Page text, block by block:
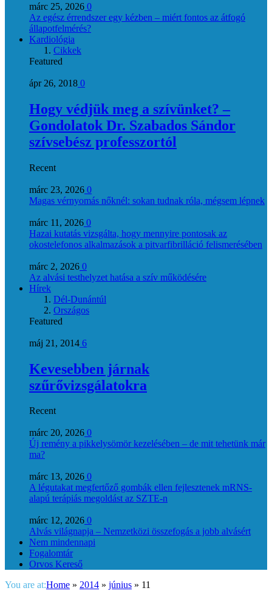
márc 25, 2026 0
Az egész érrendszer egy kézben – miért fontos az átfogó
állapotfelmérés?
Kardiológia
Cikkek
Featured
ápr 26, 2018 0
Hogy védjük meg a szívünket? –
Gondolatok Dr. Szabados Sándor
szívsebész professzortól
Recent
márc 23, 2026 0
Magas vérnyomás nőknél: sokan tudnak róla, mégsem lépnek
márc 11, 2026 0
Hazai kutatás vizsgálta, hogy mennyire pontosak az
okostelefonos alkalmazások a pitvarfibrilláció felismerésében
márc 2, 2026 0
Az alvási testhelyzet hatása a szív működésére
Hírek
Dél-Dunántúl
Országos
Featured
máj 21, 2014 6
Kevesebben járnak
szűrővizsgálatokra
Recent
márc 20, 2026 0
Új remény a pikkelysömör kezelésében – de mit tehetünk már
ma?
márc 13, 2026 0
A légutakat megfertőző gombák ellen fejlesztenek mRNS-
alapú terápiás megoldást az SZTE-n
márc 12, 2026 0
Alvás világnapja – Nemzetközi összefogás a jobb alvásért
Nem mindennapi
Fogalomtár
Orvos Kereső
You are at:Home » 2014 » június » 11